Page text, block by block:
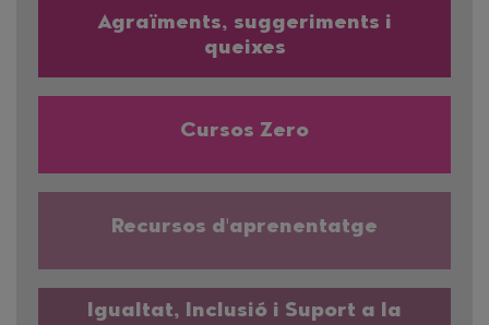
Agraïments, suggeriments i
queixes
Cursos Zero
Recursos d'aprenentatge
Igualtat, Inclusió i Suport a la